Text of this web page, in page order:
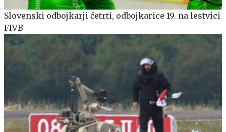
Slovenski odbojkarji četrti, odbojkarice 19. na lestvici
FIVB